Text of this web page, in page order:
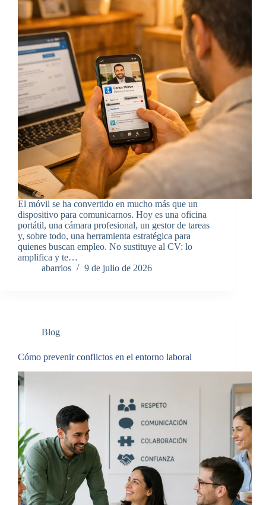
El móvil se ha convertido en mucho más que un
dispositivo para comunicarnos. Hoy es una oficina
portátil, una cámara profesional, un gestor de tareas
y, sobre todo, una herramienta estratégica para
quienes buscan empleo. No sustituye al CV: lo
amplifica y te…
abarrios
9 de julio de 2026
Blog
Cómo prevenir conflictos en el entorno laboral